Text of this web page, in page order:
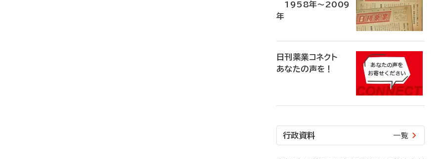
1958年～2009
年
日刊薬業コネクト
あなたの声を！
行政資料 一覧